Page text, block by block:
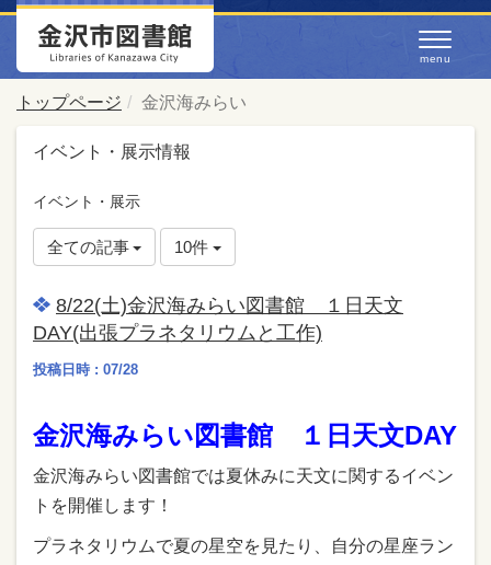
トップページ 金沢海みらい
イベント・展示情報
イベント・展示
全ての記事 10件
8/22(土)金沢海みらい図書館 １日天文
DAY(出張プラネタリウムと工作)
投稿日時 : 07/28
金沢海みらい図書館 １日天文DAY
金沢海みらい図書館では夏休みに天文に関するイベン
トを開催します！
プラネタリウムで夏の星空を見たり、自分の星座ラン